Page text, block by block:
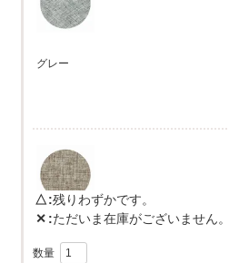
グレー
△ 残りわずかです。
✕ ただいま在庫がございません。